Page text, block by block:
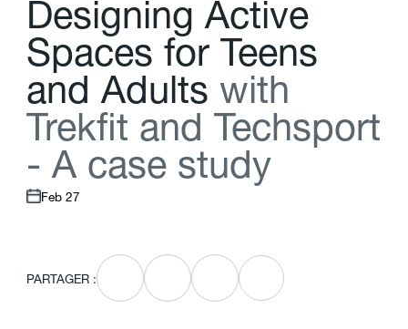
Designing Active
Spaces for Teens
and Adults with
Trekft and Techsport
- A case study
Feb 27
PARTAGER :